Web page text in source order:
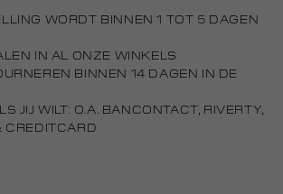
WORDT BINNEN 1 TOT 5 DAGEN
IN AL ONZE WINKELS
BINNEN 14 DAGEN IN DE
JIJ WILT: O.A. BANCONTACT, RIVERTY,
CREDITCARD